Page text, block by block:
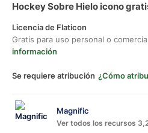
Hockey Sobre Hielo icono
Licencia de Flaticon
Gratis para uso personal o
información
Se requiere atribución ¿Cómo
Magnific
Ver todos los recursos